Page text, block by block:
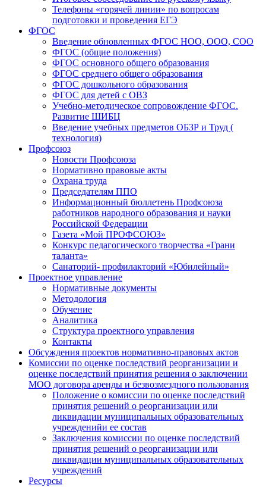
Телефоны «горячей линии» по вопросам
подготовки и проведения ЕГЭ
ФГОС
Введение обновленных ФГОС НОО, ООО, СОО
ФГОС (общие положения)
ФГОС основного общего образования
ФГОС среднего общего образования
ФГОС дошкольного образования
ФГОС для детей с ОВЗ
Учебно-методическое сопровождение ФГОС.
Развитие ШИБЦ
Введение учебных предметов ОБЗР и Труд (
технология)
Профсоюз
Новости Профсоюза
Нормативно правовые акты
Охрана труда
Председателям ППО
Информационный бюллетень Профсоюза
работников народного образования и науки
Российской Федерации
Газета «Мой ПРОФСОЮЗ»
Конкурс педагогического творчества «Грани
таланта»
Санаторий- профилакторий «Юбилейный»
Проектное управление
Нормативные документы
Методология
Обучение
Аналитика
Структура проектного управления
Контакты
Обсуждения проектов нормативно-правовых актов
Комиссии по оценке последствий реорганизации и
оценке последствий принятия решения о заключении
МОО договора аренды и безвозмездного пользования
Положение о комиссии по оценке последствий
принятия решений о реорганизации или
ликвидации муниципальных образовательных
учрежденийи ее состав
Заключения комиссии по оценке последствий
принятия решений о реорганизации или
ликвидации муниципальных образовательных
учреждений
Ресурсы